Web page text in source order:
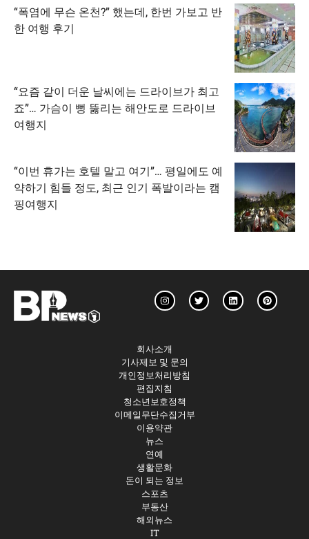
“폭염에 무슨 온천?” 했는데, 한번 가보고 반
한 여행 후기
“요즘 같이 더운 날씨에는 드라이브가 최고
죠”… 가슴이 뻥 뚫리는 해안도로 드라이브
여행지
“이번 휴가는 호텔 말고 여기”… 평일에도 예
약하기 힘들 정도, 최근 인기 폭발이라는 캠
핑여행지
회사소개
기사제보 및 문의
개인정보처리방침
편집지침
청소년보호정책
이메일무단수집거부
이용약관
뉴스
연예
생활문화
돈이 되는 정보
스포츠
부동산
해외뉴스
IT